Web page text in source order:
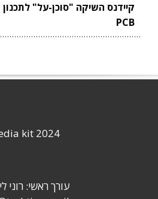
קיידנס השיקה "סוכן-על"
PCB
kit 2024
עורך ראשי: רוני